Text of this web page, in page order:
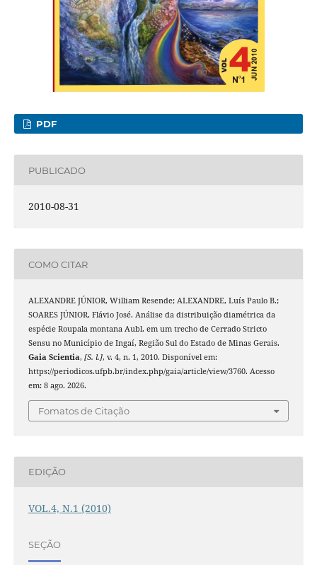
PDF
PUBLICADO
2010-08-31
COMO CITAR
ALEXANDRE JÚNIOR, William Resende; ALEXANDRE, Luís Paulo B.;
SOARES JÚNIOR, Flávio José. Análise da distribuição diamétrica da
espécie Roupala montana Aubl. em um trecho de Cerrado Stricto
Sensu no Município de Ingaí, Região Sul do Estado de Minas Gerais.
Gaia Scientia, [S. l.], v. 4, n. 1, 2010. Disponível em:
https://periodicos.ufpb.br/index.php/gaia/article/view/3760. Acesso
em: 8 ago. 2026.
Fomatos de Citação
EDIÇÃO
VOL.4, N.1 (2010)
SEÇÃO